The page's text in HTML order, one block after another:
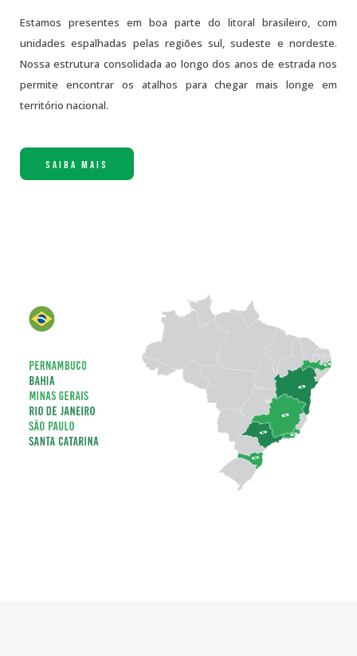
Estamos presentes em boa parte do litoral brasileiro, com
unidades espalhadas pelas regiões sul, sudeste e nordeste.
Nossa estrutura consolidada ao longo dos anos de estrada nos
permite encontrar os atalhos para chegar mais longe em
território nacional.
SAIBA MAIS